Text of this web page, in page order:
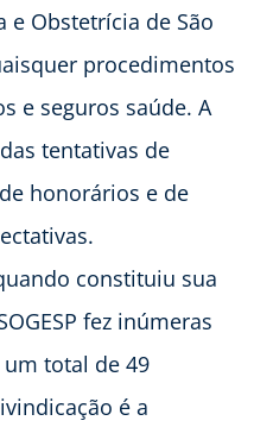
e Obstetrícia de São
procedimentos
e seguros saúde. A
tentativas de
honorários e de
constituiu sua
fez inúmeras
total de 49
é a